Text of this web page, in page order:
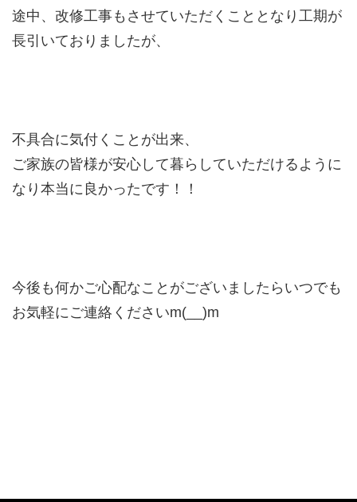
途中、改修工事もさせていただくこととなり工期が
長引いておりましたが、
不具合に気付くことが出来、
ご家族の皆様が安心して暮らしていただけるように
なり本当に良かったです！！
今後も何かご心配なことがございましたらいつでも
お気軽にご連絡くださいm(__)m